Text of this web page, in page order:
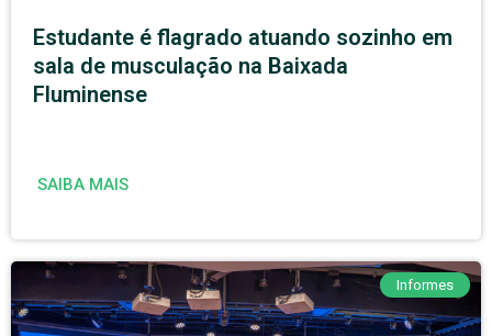
Estudante é flagrado atuando sozinho em
sala de musculação na Baixada
Fluminense
SAIBA MAIS
Informes